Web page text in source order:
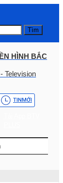
Tìm
HÌNH BẮC
Television
TINMỚI